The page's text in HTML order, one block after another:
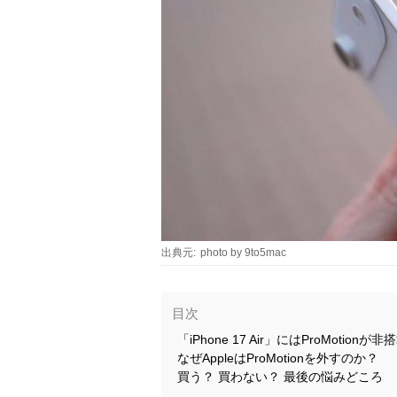
出典元: photo by 9to5mac
目次
「iPhone 17 Air」にはProMotionが非
なぜAppleはProMotionを外すのか？
買う？ 買わない？ 最後の悩みどころ